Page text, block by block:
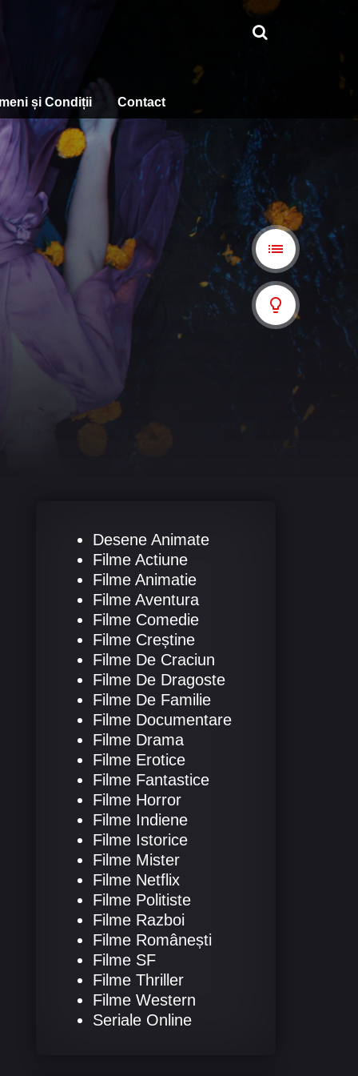
și Condiții Contact
Desene Animate
Filme Actiune
Filme Animatie
Filme Aventura
Filme Comedie
Filme Creștine
Filme De Craciun
Filme De Dragoste
Filme De Familie
Filme Documentare
Filme Drama
Filme Erotice
Filme Fantastice
Filme Horror
Filme Indiene
Filme Istorice
Filme Mister
Filme Netflix
Filme Politiste
Filme Razboi
Filme Românești
Filme SF
Filme Thriller
Filme Western
Seriale Online